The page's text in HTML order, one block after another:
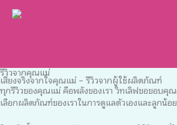
รีวิวจากคุณแม่
เสียงจริงจากใจคุณแม่ – รีวิวจากผู้ใช้ผลิตภัณฑ์
ทุกรีวิวของคุณแม่ คือพลังของเรา วิทเลิฟขอขอบคุ
เลือกผลิตภัณฑ์ของเราในการดูแลตัวเองและลูกน้อย